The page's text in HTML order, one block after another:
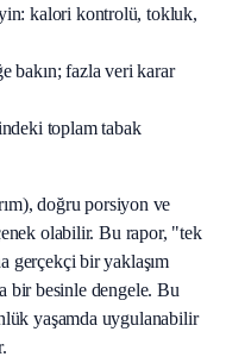
kalori kontrolü, tokluk,
bakın; fazla veri karar
toplam tabak
, doğru porsiyon ve
olabilir. Bu rapor, "tek
gerçekçi bir yaklaşım
bir besinle dengele. Bu
yaşamda uygulanabilir